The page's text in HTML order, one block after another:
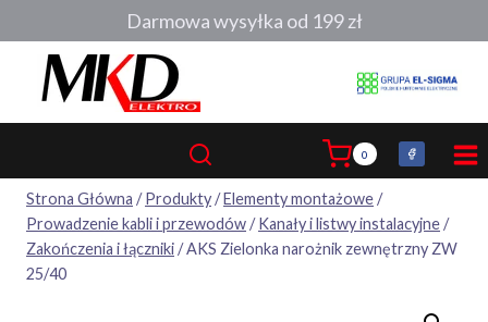
do
0
Strona Główna / Produkty/Elementy montażowe/
Prowadzenie kabli i przewodów/ Kanały i listwy instalacyjne/
Zakończenia i łączniki/AKS Zielonka narożnik zewnętrzny ZW
25/40
Darmowa wysyłka od 199 zł